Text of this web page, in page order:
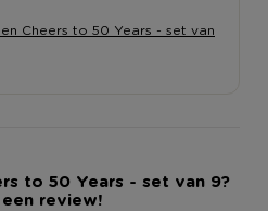
Cheers to 50 Years - set van
to 50 Years - set van 9?
review!